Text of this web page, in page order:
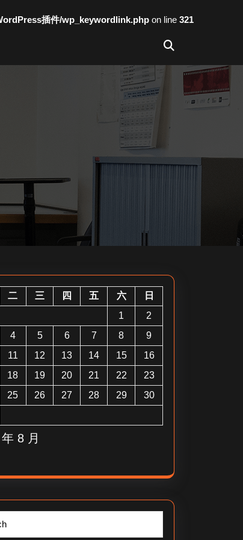
插件/wp_keywordlink.php on line 321
8 月
二 三 四 五 六
日
1
2
4 5 6 7 8
9
11 12 13 14 15
16
18 19 20 21 22
23
25 26 27 28 29
30